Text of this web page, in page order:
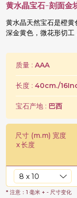
黄水晶宝石-刻面金
黄水晶天然宝石是橙
深金黄色，微花形切工
质量 : AAA
长度 : 40cm./
宝石产地 : 巴西
尺寸 (m.m) 宽度
x长度
* 注意：1 毫米 + - 尺寸变化